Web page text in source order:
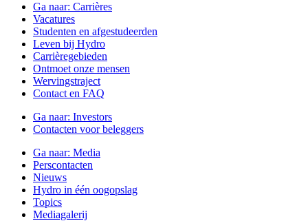
Ga naar: Carrières
Vacatures
Studenten en afgestudeerden
Leven bij Hydro
Carrièregebieden
Ontmoet onze mensen
Wervingstraject
Contact en FAQ
Ga naar: Investors
Contacten voor beleggers
Ga naar: Media
Perscontacten
Nieuws
Hydro in één oogopslag
Topics
Mediagalerij